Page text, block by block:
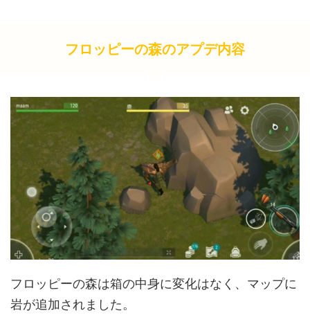
フロッピーの森のアプデ内容
フロッピーの森は箱の中身に変化はなく、マップに
岩が追加されました。